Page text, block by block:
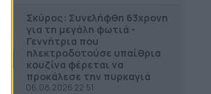
Σκύρος: Συνελήφθη 63χρονη
για τη μεγάλη φωτιά -
Γεννήτρια που
ηλεκτροδοτούσε υπαίθρια
κουζίνα φέρεται να
προκάλεσε την πυρκαγιά
06.08.2026 22:51